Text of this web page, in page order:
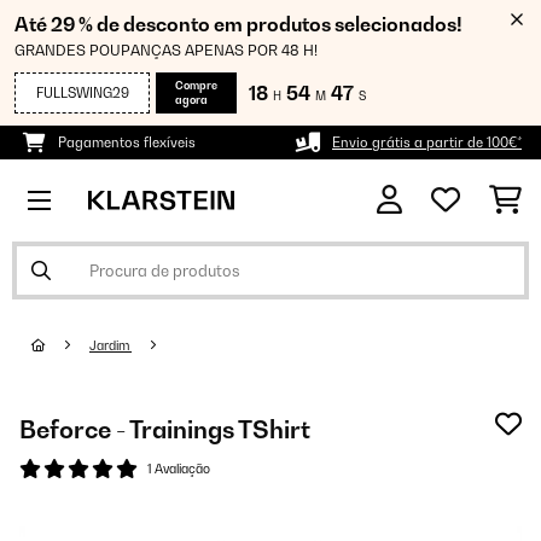
Até 29 % de desconto em produtos selecionados!
GRANDES POUPANÇAS APENAS POR 48 H!
FULLSWING29
Compre
agora
18 H 54 M 46 S
Pagamentos flexíveis Envio grátis a partir de 100€*
Jardim
Beforce - Trainings TShirt
1 Avaliação